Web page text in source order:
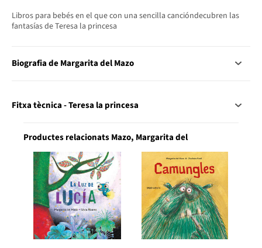
Libros para bebés en el que con una sencilla cancióndecubren las
fantasías de Teresa la princesa
Biografia de Margarita del Mazo
Fitxa tècnica - Teresa la princesa
Productes relacionats Mazo, Margarita del